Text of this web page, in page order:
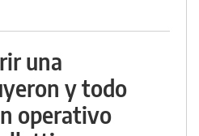
una
y todo
operativo